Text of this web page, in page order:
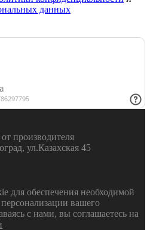
данных
производителя
ул.Казахская 45
для обеспечения необходимой
вашего
с нами, вы соглашаетесь на